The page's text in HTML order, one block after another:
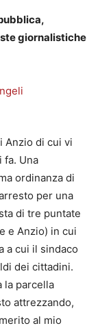
giornalistiche
Anzio di cui vi
fa. Una
ordinanza di
per una
di tre puntate
e Anzio) in cui
a cui il sindaco
dei cittadini.
la parcella
attrezzando,
al mio